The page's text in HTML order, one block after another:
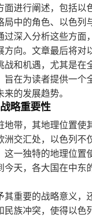
面进行阐述，包括以
局中的角色、以色列
过深入分析这些方面
向。文章最后将对
和机遇，尤其是在
旨在为读者提供一个
的发展趋势。
略重要性
地带，其地理位置使
洲交汇处，以色列不
这一独特的地理位置
今天，各大国在中东
其重要的战略意义，
族冲突，使得以色